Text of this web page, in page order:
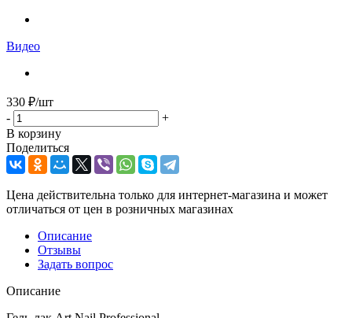
Видео
330 ₽/шт
-
+
В корзину
Поделиться
Цена действительна только для интернет-магазина и может
отличаться от цен в розничных магазинах
Описание
Отзывы
Задать вопрос
Описание